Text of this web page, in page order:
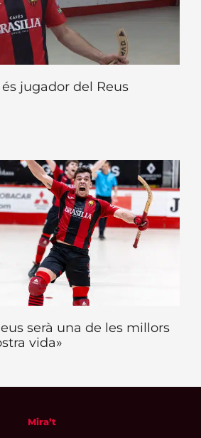
jugador del Reus
serà una de les millors
vida»
Mira’t